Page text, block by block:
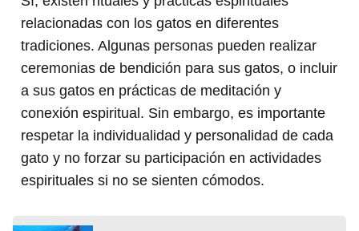
relacionadas con los gatos en diferentes
tradiciones. Algunas personas pueden realizar
ceremonias de bendición para sus gatos, o incluir
a sus gatos en prácticas de meditación y
conexión espiritual. Sin embargo, es importante
respetar la individualidad y personalidad de cada
gato y no forzar su participación en actividades
espirituales si no se sienten cómodos.